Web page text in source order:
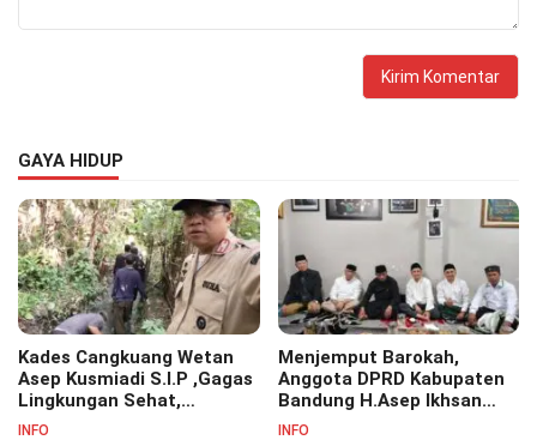
GAYA HIDUP
Kades Cangkuang Wetan
Asep Kusmiadi S.I.P ,Gagas
Lingkungan Sehat,
Bersihkan Saluran Air di RW
INFO
Menjemput Barokah,
Anggota DPRD Kabupaten
Bandung H.Asep Ikhsan
S.Pd.M.M Hadiri Haul Akbar
INFO